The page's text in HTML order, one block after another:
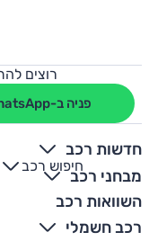
רוצים
פניה ב-WhatsApp
חדשות רכב
מבחני רכב
השוואות רכב
רכב חשמלי
חיפוש רכב
+
-